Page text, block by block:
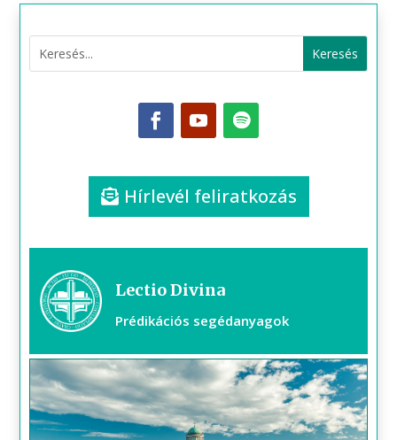
Hírlevél feliratkozás
Lectio Divina
Prédikációs segédanyagok